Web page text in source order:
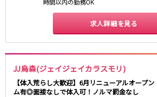
求人詳細を見る
JJ烏森(ジェイジェイカラスモリ)
【体入荒らし大歓迎】6月リニューアルオープ
ム有◎面接なしで体入可！ノルマ罰金なし
東急大井町線
大井町駅
二子玉川駅
旗の台駅
京急本線
京急川崎駅
横浜駅
京急蒲田駅
横須賀中央駅